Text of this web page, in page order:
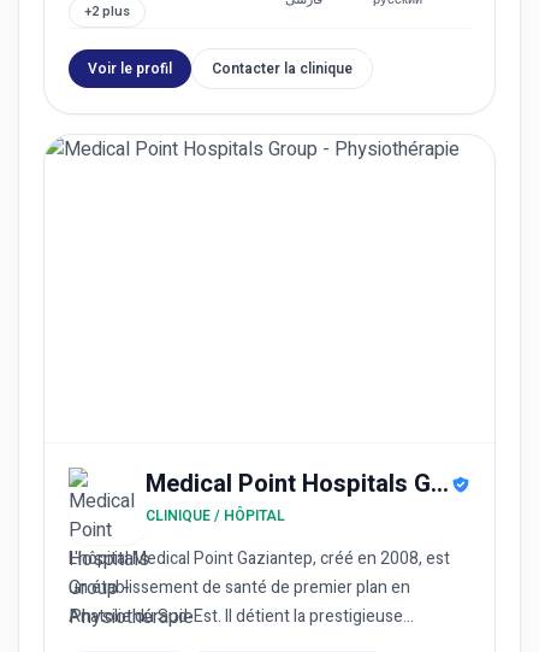
+2 plus
Voir le profil Contacter la clinique
Medical Point Hospitals Group
CLINIQUE / HÔPITAL
L'hôpital Medical Point Gaziantep, créé en 2008, est
un établissement de santé de premier plan en
Anatolie du Sud-Est. Il détient la prestigieuse